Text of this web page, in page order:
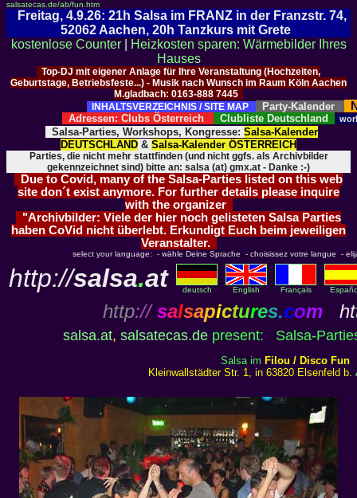
salsatecas.de/ab/fun.htm
Freitag, 4.9.26: 21h Salsa im FRANZ in der Franzstr. 74,
52062 Aachen, 20h Tanzkurs mit Grete
kostenlose Counter|
Heizkosten sparen: Wärmebilder Ihres
Hauses
Top-DJ mit eigener Anlage für Ihre Veranstaltung (Hochzeiten,
Geburtstage, Betriebsfeste...) - Musik nach Wunsch im Raum Köln Aachen
M.gladbach: 0163-888 7445
INHALTSVERZEICHNIS / SITE MAP
Party-Kalender
Adressen: Clubs Österreich Clubliste Deutschland
Salsa-Parties, Workshops, Kongresse: Salsa-Kalender
DEUTSCHLAND & Salsa-Kalender ÖSTERREICH
Parties, die nicht mehr stattfinden (und nicht ggfs. als Archivbilder
gekennzeichnet sind) bitte an: salsa (at) gmx.at - Danke :-)
Due to Covid, many of the Salsa-Parties listed on this web
site don´t exist anymore. For further details please inquire
with the organizer
"Archivbilder: Viele der hier noch gelisteten Salsa Parties
haben CoVid nicht überlebt. Erkundigt Euch beim jeweiligen
Veranstalter.
select your language: - wähle Deine Sprache - choisissez votre langue -
http://salsa.at deutsch English Français
http:// salsapictures.com
salsa.at, salsatecas.de present: Salsa-
Salsa im Filou / Disco Fun
Kleinwallstädter Str. 1, in 63820 Elsenfeld b.